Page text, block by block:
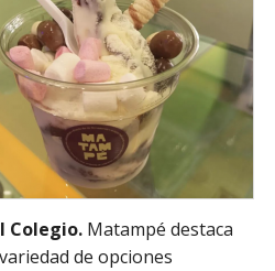
Colegio. Matampé destaca
de opciones